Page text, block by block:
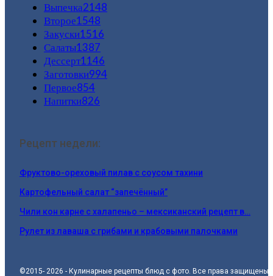
Выпечка2148
Второе1548
Закуски1516
Салаты1387
Дессерт1146
Заготовки994
Первое854
Напитки826
Рецепт недели:
Фруктово-ореховый пилав с соусом тахини
Картофельный салат “запечённый”
Чили кон карне с халапеньо – мексиканский рецепт в…
Рулет из лаваша с грибами и крабовыми палочками
©2015- 2026 - Кулинарные рецепты блюд с фото. Все права защищены.